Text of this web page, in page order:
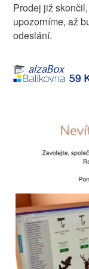
Prodej již
upozorníme, až
odeslání.